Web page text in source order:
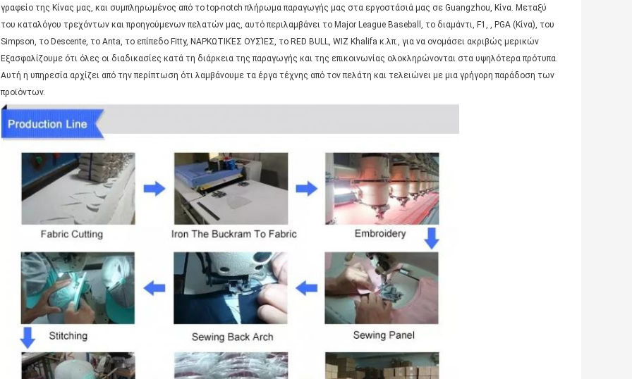
γραφείο της Κίνας μας, και συμπληρωμένος από το top-notch πλήρωμα παραγωγής μας στα εργοστάσιά μας σε Guangzhou, Κίνα. Μεταξύ
του καταλόγου τρεχόντων και προηγούμενων πελατών μας, αυτό περιλαμβάνει το Major League Baseball, το διαμάντι, F1, , PGA (Κίνα), του
Simpson, το Descente, το Anta, το επίπεδο Fitty, ΝΑΡΚΩΤΙΚΈΣ ΟΥΣΊΕΣ, το RED BULL, WIZ Khalifa κ.λπ., για να ονομάσει ακριβώς μερικών
Εξασφαλίζουμε ότι όλες οι διαδικασίες κατά τη διάρκεια της παραγωγής και της επικοινωνίας ολοκληρώνονται στα υψηλότερα πρότυπα.
Αυτή η υπηρεσία αρχίζει από την περίπτωση ότι λαμβάνουμε τα έργα τέχνης από τον πελάτη και τελειώνει με μια γρήγορη παράδοση των
προϊόντων.